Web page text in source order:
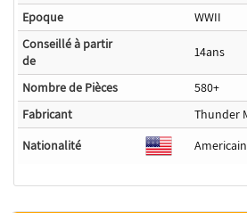
Epoque
WWII
Conseillé à partir
de
14ans
Nombre de Pièces
580+
Fabricant
Thunder
Nationalité